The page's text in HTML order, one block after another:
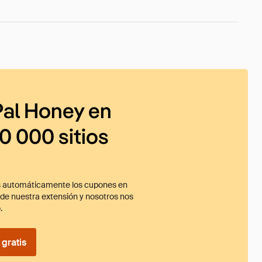
Honey en
000 sitios
automáticamente los cupones en
nuestra extensión y nosotros nos